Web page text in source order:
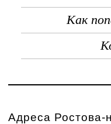
Как
Адреса Ростова-